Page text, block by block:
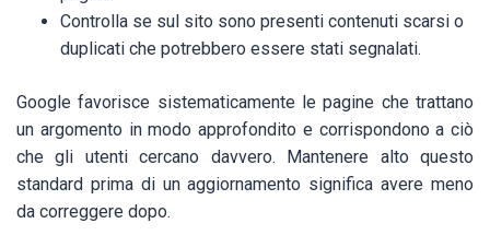
Controlla se sul sito sono presenti contenuti scarsi o
duplicati che potrebbero essere stati segnalati.
Google favorisce sistematicamente le pagine che trattano
un argomento in modo approfondito e corrispondono a ciò
che gli utenti cercano davvero. Mantenere alto questo
standard prima di un aggiornamento significa avere meno
da correggere dopo.